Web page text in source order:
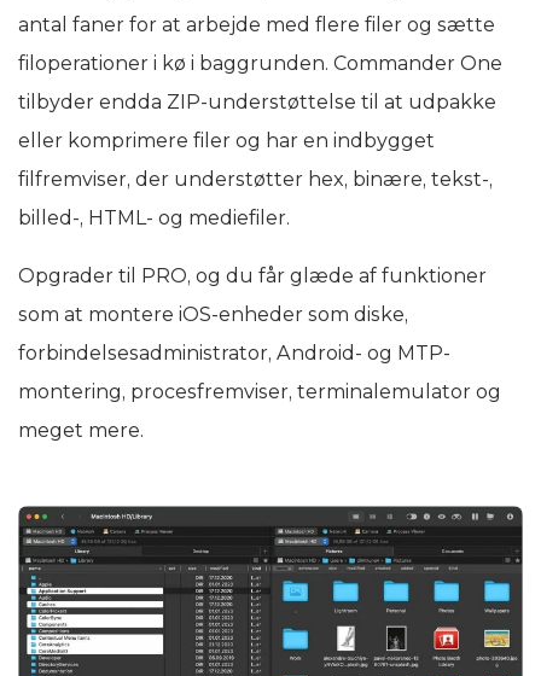
antal faner for at arbejde med flere filer og sætte
filoperationer i kø i baggrunden. Commander One
tilbyder endda ZIP-understøttelse til at udpakke
eller komprimere filer og har en indbygget
filfremviser, der understøtter hex, binære, tekst-,
billed-, HTML- og mediefiler.
Opgrader til PRO, og du får glæde af funktioner
som at montere iOS-enheder som diske,
forbindelsesadministrator, Android- og MTP-
montering, procesfremviser, terminalemulator og
meget mere.